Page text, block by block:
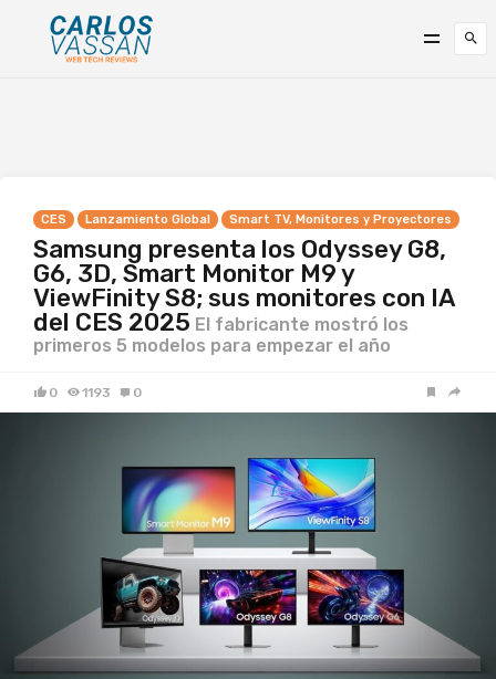
CES Lanzamiento Global Smart TV, Monitores y Proyectores
Samsung presenta los Odyssey G8,
G6, 3D, Smart Monitor M9 y
ViewFinity S8; sus monitores con IA
del CES 2025 El fabricante mostró los
primeros 5 modelos para empezar el año
0 1193 0